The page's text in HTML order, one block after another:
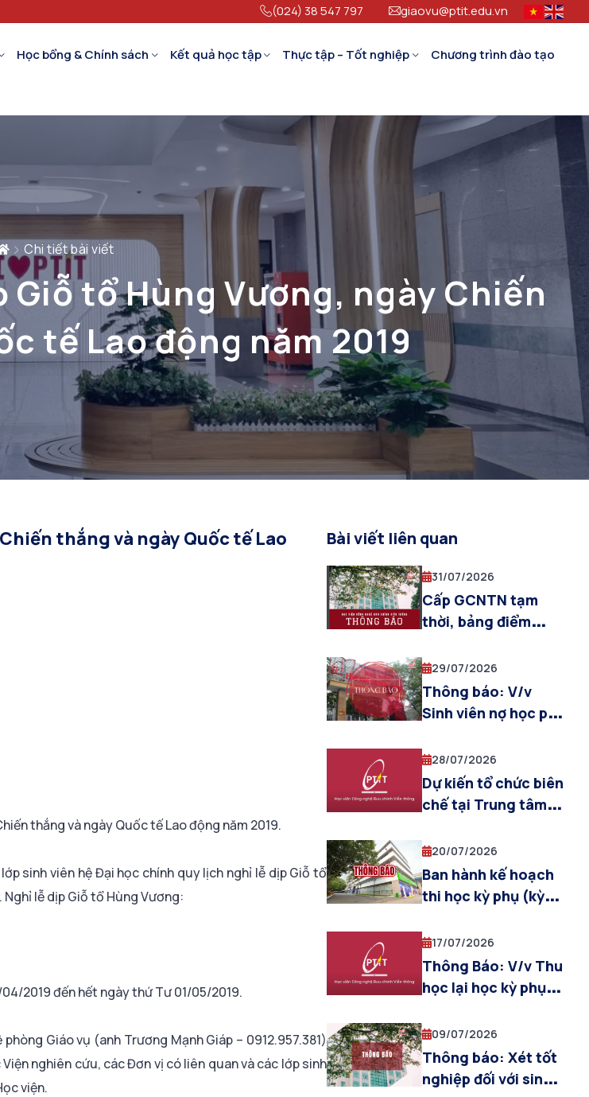
(024) 38 547 797 giaovu@ptit.edu.vn
Học bổng & Chính sách Kết quả học tập Thực tập – Tốt nghiệp
Chương trình đào tạo
Chi tiết bài viết
tổ Hùng Vương, ngày Chiến
tế Lao động năm 2019
thắng và ngày Quốc tế Lao
thắng và ngày Quốc tế Lao động năm 2019.
sinh viên hệ Đại học chính quy lịch nghỉ lễ dịp Giỗ tổ
lễ dịp Giỗ tổ Hùng Vương:
2019 đến hết ngày thứ Tư 01/05/2019.
Giáo vụ (anh Trương Mạnh Giáp – 0912.957.381)
nghiên cứu, các Đơn vị có liên quan và các lớp sinh
viện.
Bài viết liên quan
31/07/2026
Cấp GCNTN tạm
thời, bảng điểm
sơ HSSV cho sinh
viên được công
nhận tốt nghiệp đợt
(khóa 2022 khối
ngành kinh tế,
Truyền thông ĐPT
và Báo chí)
29/07/2026
Thông báo: V/v
Sinh viên nợ học phí
năm học 2025-2026
28/07/2026
Dự kiến tổ chức biên
chế tại Trung tâm
phòng & AN cho
sinh viên khóa 2025
(đợt 5, từ ngày
03/08/2026 đến
ngày 12/08/2026)
20/07/2026
Ban hành kế hoạch
thi học kỳ phụ (kỳ
2026
17/07/2026
Thông Báo: V/v Thu
học lại học kỳ phụ
2026
09/07/2026
Thông báo: Xét tốt
nghiệp đối với sinh